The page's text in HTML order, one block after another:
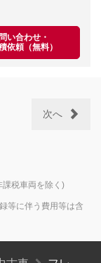
い合わせ・
依頼（無料）
次へ
税車両を除く)
等に伴う費用等は含